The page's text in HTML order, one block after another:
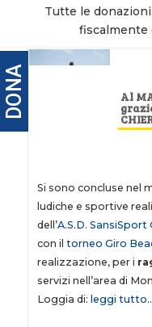
Tutte le
fiscalmente
Al
Si sono concluse nel
ludiche e sportive
dell’A.S.D. SansiSport
con il torneo Giro
realizzazione, per i
servizi nell’area di
Loggia di: leggi
DONA